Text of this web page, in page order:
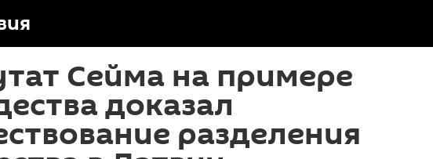
Сейма на примере
доказал
разделения